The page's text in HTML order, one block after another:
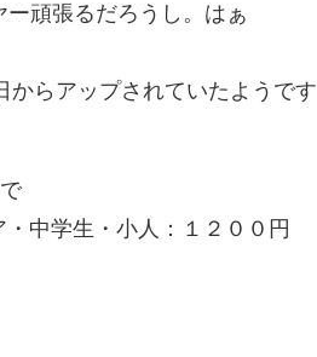
頑張るだろうし。はぁ
らアップされていたようです
中学生・小人：１２００円